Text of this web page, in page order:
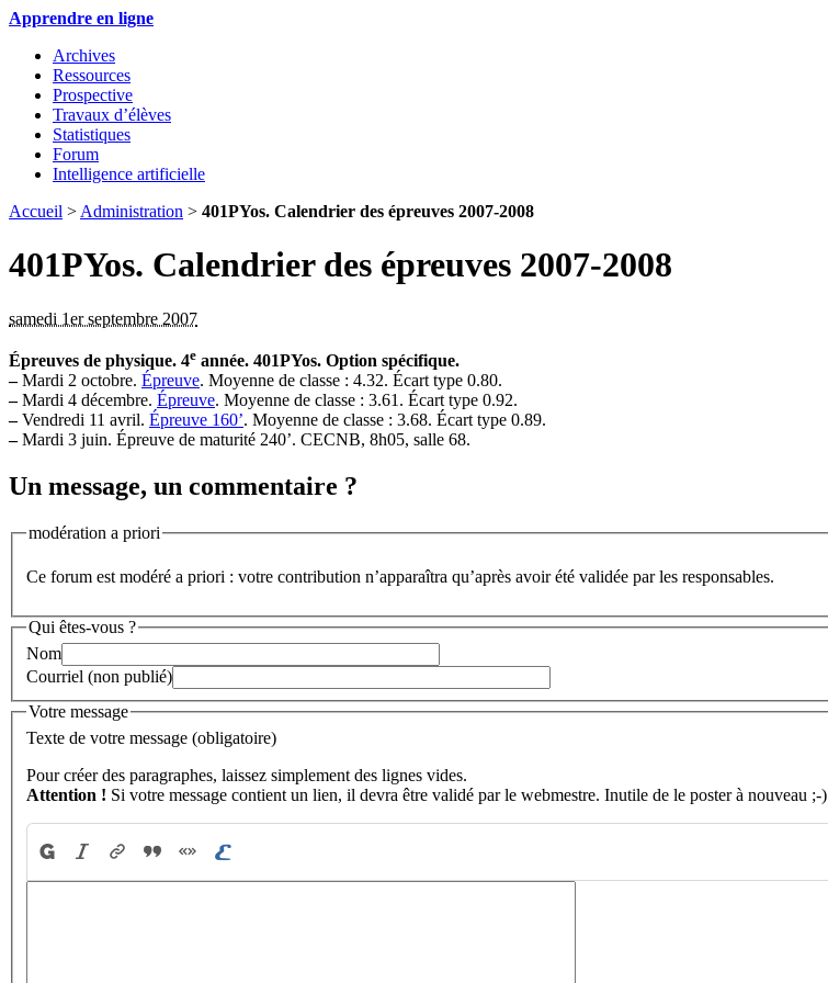
Apprendre en ligne
Archives
Ressources
Prospective
Travaux d’élèves
Statistiques
Forum
Intelligence artificielle
Accueil > Administration > 401PYos. Calendrier des épreuves 2007-2008
401PYos. Calendrier des épreuves 2007-2008
samedi 1er septembre 2007
Épreuves de physique. 4e année. 401PYos. Option spécifique.
–Mardi 2 octobre. Épreuve. Moyenne de classe : 4.32. Écart type 0.80.
–Mardi 4 décembre. Épreuve. Moyenne de classe : 3.61. Écart type 0.92.
–Vendredi 11 avril. Épreuve 160’. Moyenne de classe : 3.68. Écart type 0.89.
–Mardi 3 juin. Épreuve de maturité 240’. CECNB, 8h05, salle 68.
Un message, un commentaire ?
modération a priori
Ce forum est modéré a priori : votre contribution n’apparaîtra qu’après avoir été validée par les responsables.
Qui êtes-vous ?
Nom
Courriel (non publié)
Votre message
Texte de votre message (obligatoire)
Pour créer des paragraphes, laissez simplement des lignes vides.
Attention ! Si votre message contient un lien, il devra être validé par le webmestre. Inutile de le poster à nouveau ;-)